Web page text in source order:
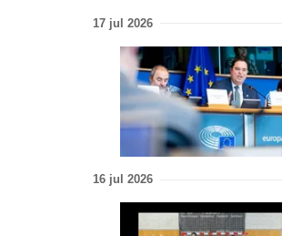
17 jul 2026
16 jul 2026